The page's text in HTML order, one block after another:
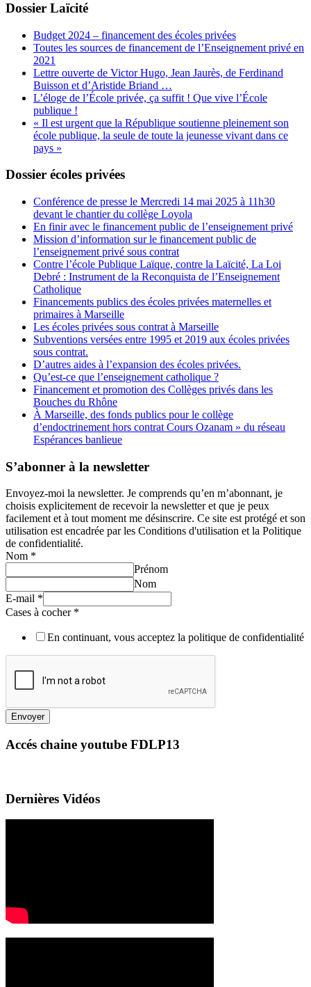
Dossier Laïcité
Budget 2024 – financement des écoles privées
Toutes les sources de financement de l’Enseignement privé en
2021
Lettre ouverte de Victor Hugo, Jean Jaurès, de Ferdinand
Buisson et d’Aristide Briand …
L’éloge de l’École privée, ça suffit ! Que vive l’École
publique !
« Il est urgent que la République soutienne pleinement son
école publique, la seule de toute la jeunesse vivant dans ce
pays »
Dossier écoles privées
Conférence de presse le Mercredi 14 mai 2025 à 11h30
devant le chantier du collège Loyola
En finir avec le financement public de l’enseignement privé
Mission d’information sur le financement public de
l’enseignement privé sous contrat
Contre l’école Publique Laïque, contre la Laïcité, La Loi
Debré : Instrument de la Reconquista de l’Enseignement
Catholique
Financements publics des écoles privées maternelles et
primaires à Marseille
Les écoles privées sous contrat à Marseille
Subventions versées entre 1995 et 2019 aux écoles privées
sous contrat.
D’autres aides à l’expansion des écoles privées.
Qu’est-ce que l’enseignement catholique ?
Financement et promotion des Collèges privés dans les
Bouches du Rhône
À Marseille, des fonds publics pour le collège
d’endoctrinement hors contrat Cours Ozanam » du réseau
Espérances banlieue
S’abonner à la newsletter
Envoyez-moi la newsletter. Je comprends qu’en m’abonnant, je
choisis explicitement de recevoir la newsletter et que je peux
facilement et à tout moment me désinscrire. Ce site est protégé et son
utilisation est encadrée par les Conditions d'utilisation et la Politique
de confidentialité.
Nom *
Prénom
Nom
E-mail *
Cases à cocher *
En continuant, vous acceptez la politique de confidentialité
Envoyer
Accés chaine youtube FDLP13
Dernières Vidéos